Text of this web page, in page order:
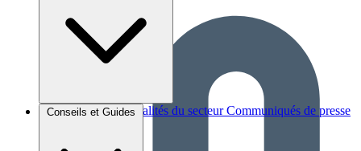
Brèves et actus Actualités du secteur Communiqués de presse
Conseils et Guides